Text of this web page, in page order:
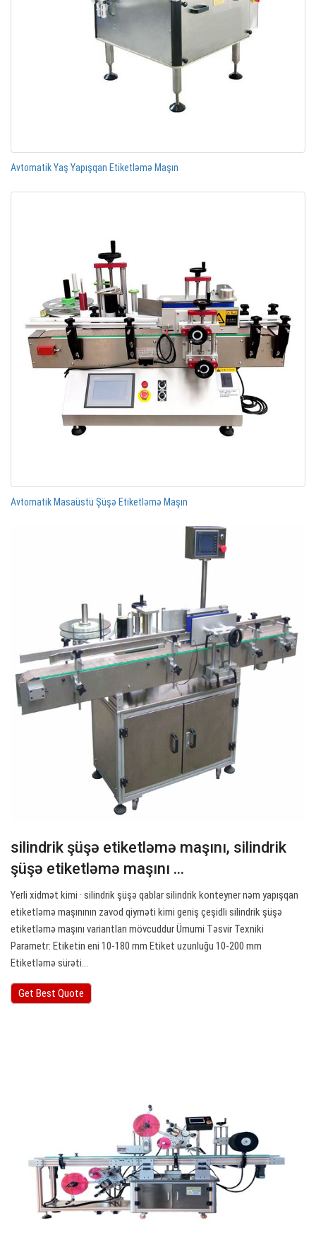
Avtomatik Yaş Yapışqan Etiketləmə Maşın
Avtomatik Masaüstü Şüşə Etiketləmə Maşın
silindrik şüşə etiketləmə maşını, silindrik
şüşə etiketləmə maşını ...
Yerli xidmət kimi · silindrik şüşə qablar silindrik konteyner nəm yapışqan
etiketləmə maşınının zavod qiyməti kimi geniş çeşidli silindrik şüşə
etiketləmə maşını variantları mövcuddur Ümumi Təsvir Texniki
Parametr: Etiketin eni 10-180 mm Etiket uzunluğu 10-200 mm
Etiketləmə sürəti…
Get Best Quote